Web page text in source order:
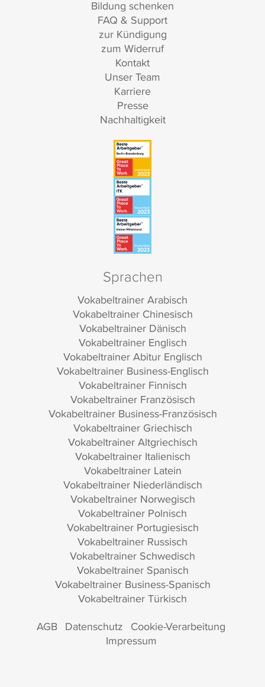
Bildung schenken
FAQ & Support
zur Kündigung
zum Widerruf
Kontakt
Unser Team
Karriere
Presse
Nachhaltigkeit
Sprachen
Vokabeltrainer Arabisch
Vokabeltrainer Chinesisch
Vokabeltrainer Dänisch
Vokabeltrainer Englisch
Vokabeltrainer Abitur Englisch
Vokabeltrainer Business-Englisch
Vokabeltrainer Finnisch
Vokabeltrainer Französisch
Vokabeltrainer Business-Französisch
Vokabeltrainer Griechisch
Vokabeltrainer Altgriechisch
Vokabeltrainer Italienisch
Vokabeltrainer Latein
Vokabeltrainer Niederländisch
Vokabeltrainer Norwegisch
Vokabeltrainer Polnisch
Vokabeltrainer Portugiesisch
Vokabeltrainer Russisch
Vokabeltrainer Schwedisch
Vokabeltrainer Spanisch
Vokabeltrainer Business-Spanisch
Vokabeltrainer Türkisch
AGB Datenschutz Cookie-Verarbeitung
Impressum